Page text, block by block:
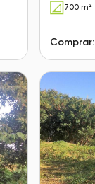
700 m²